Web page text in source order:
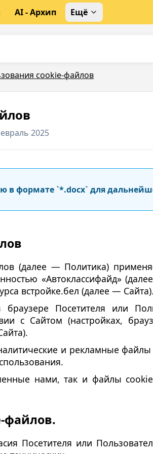
AI - Архип Ещё
сookie-файлов
2025
в формате `*.docx` для
(далее — Политика)
«Автоклассифайд»
встройке.бел (далее — Сайта).
Посетителя или
Сайтом (настройках,
и рекламные
нами, так и файлы
файлов.
Посетителя или